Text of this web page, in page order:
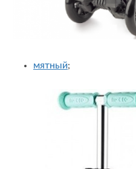
мятный;